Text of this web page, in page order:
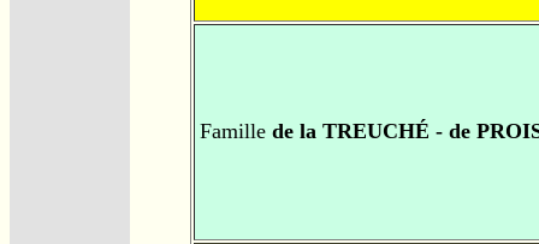
Famillede la TREUCHÉ - de